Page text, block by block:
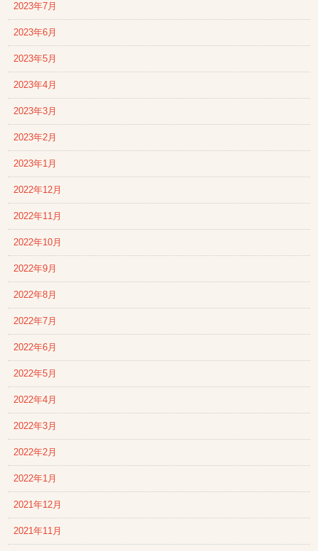
2023年7月
2023年6月
2023年5月
2023年4月
2023年3月
2023年2月
2023年1月
2022年12月
2022年11月
2022年10月
2022年9月
2022年8月
2022年7月
2022年6月
2022年5月
2022年4月
2022年3月
2022年2月
2022年1月
2021年12月
2021年11月